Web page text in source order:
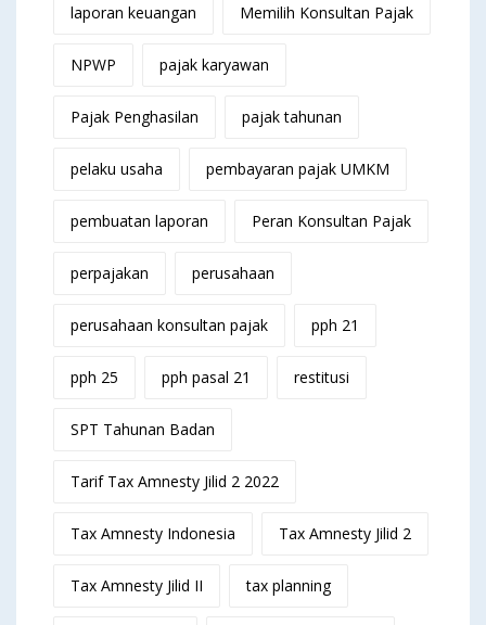
laporan keuangan Memilih Konsultan Pajak
NPWP pajak karyawan
Pajak Penghasilan pajak tahunan
pelaku usaha pembayaran pajak UMKM
pembuatan laporan Peran Konsultan Pajak
perpajakan perusahaan
perusahaan konsultan pajak pph 21
pph 25 pph pasal 21 restitusi
SPT Tahunan Badan
Tarif Tax Amnesty Jilid 2 2022
Tax Amnesty Indonesia Tax Amnesty Jilid 2
Tax Amnesty Jilid II tax planning